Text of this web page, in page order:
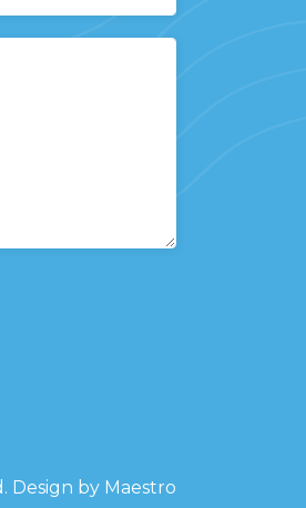
. Design by Maestro